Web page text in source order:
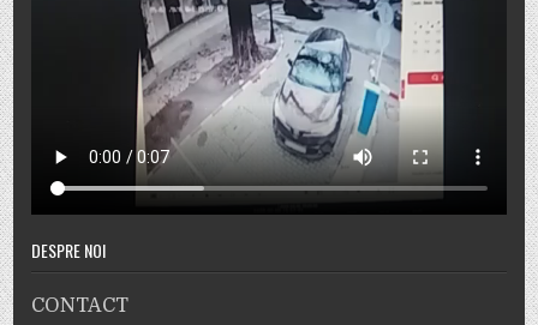
DESPRE NOI
CONTACT